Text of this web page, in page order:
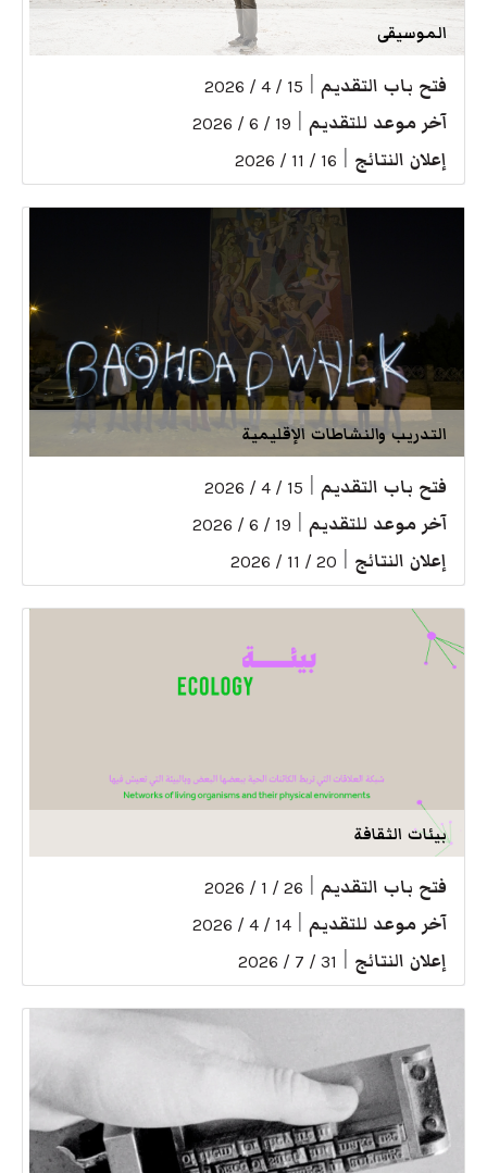
الموسيقى
فتح باب التقديم 15 / 4 / 2026
آخر موعد للتقديم 19 / 6 / 2026
إعلان النتائج 16 / 11 / 2026
التدريب والنشاطات الإقليمية
فتح باب التقديم 15 / 4 / 2026
آخر موعد للتقديم 19 / 6 / 2026
إعلان النتائج 20 / 11 / 2026
بيئات الثقافة
فتح باب التقديم 26 / 1 / 2026
آخر موعد للتقديم 14 / 4 / 2026
إعلان النتائج 31 / 7 / 2026